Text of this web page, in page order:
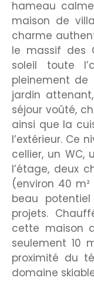
hameau
maison de
charme
le massif des
soleil toute
pleinement
jardin
séjour voûté,
ainsi que la
l’extérieur. Ce
cellier, un WC,
l’étage, deux
(environ 40
beau
projets.
cette maison
seulement 10
proximité du
domaine skiable